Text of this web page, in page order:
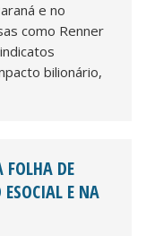
e no
como Renner
bilionário,
FOLHA DE
E NA